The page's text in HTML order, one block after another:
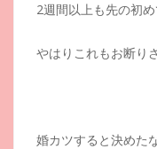
2週間以上も先の初
やはりこれもお断り
婚カツすると決めた